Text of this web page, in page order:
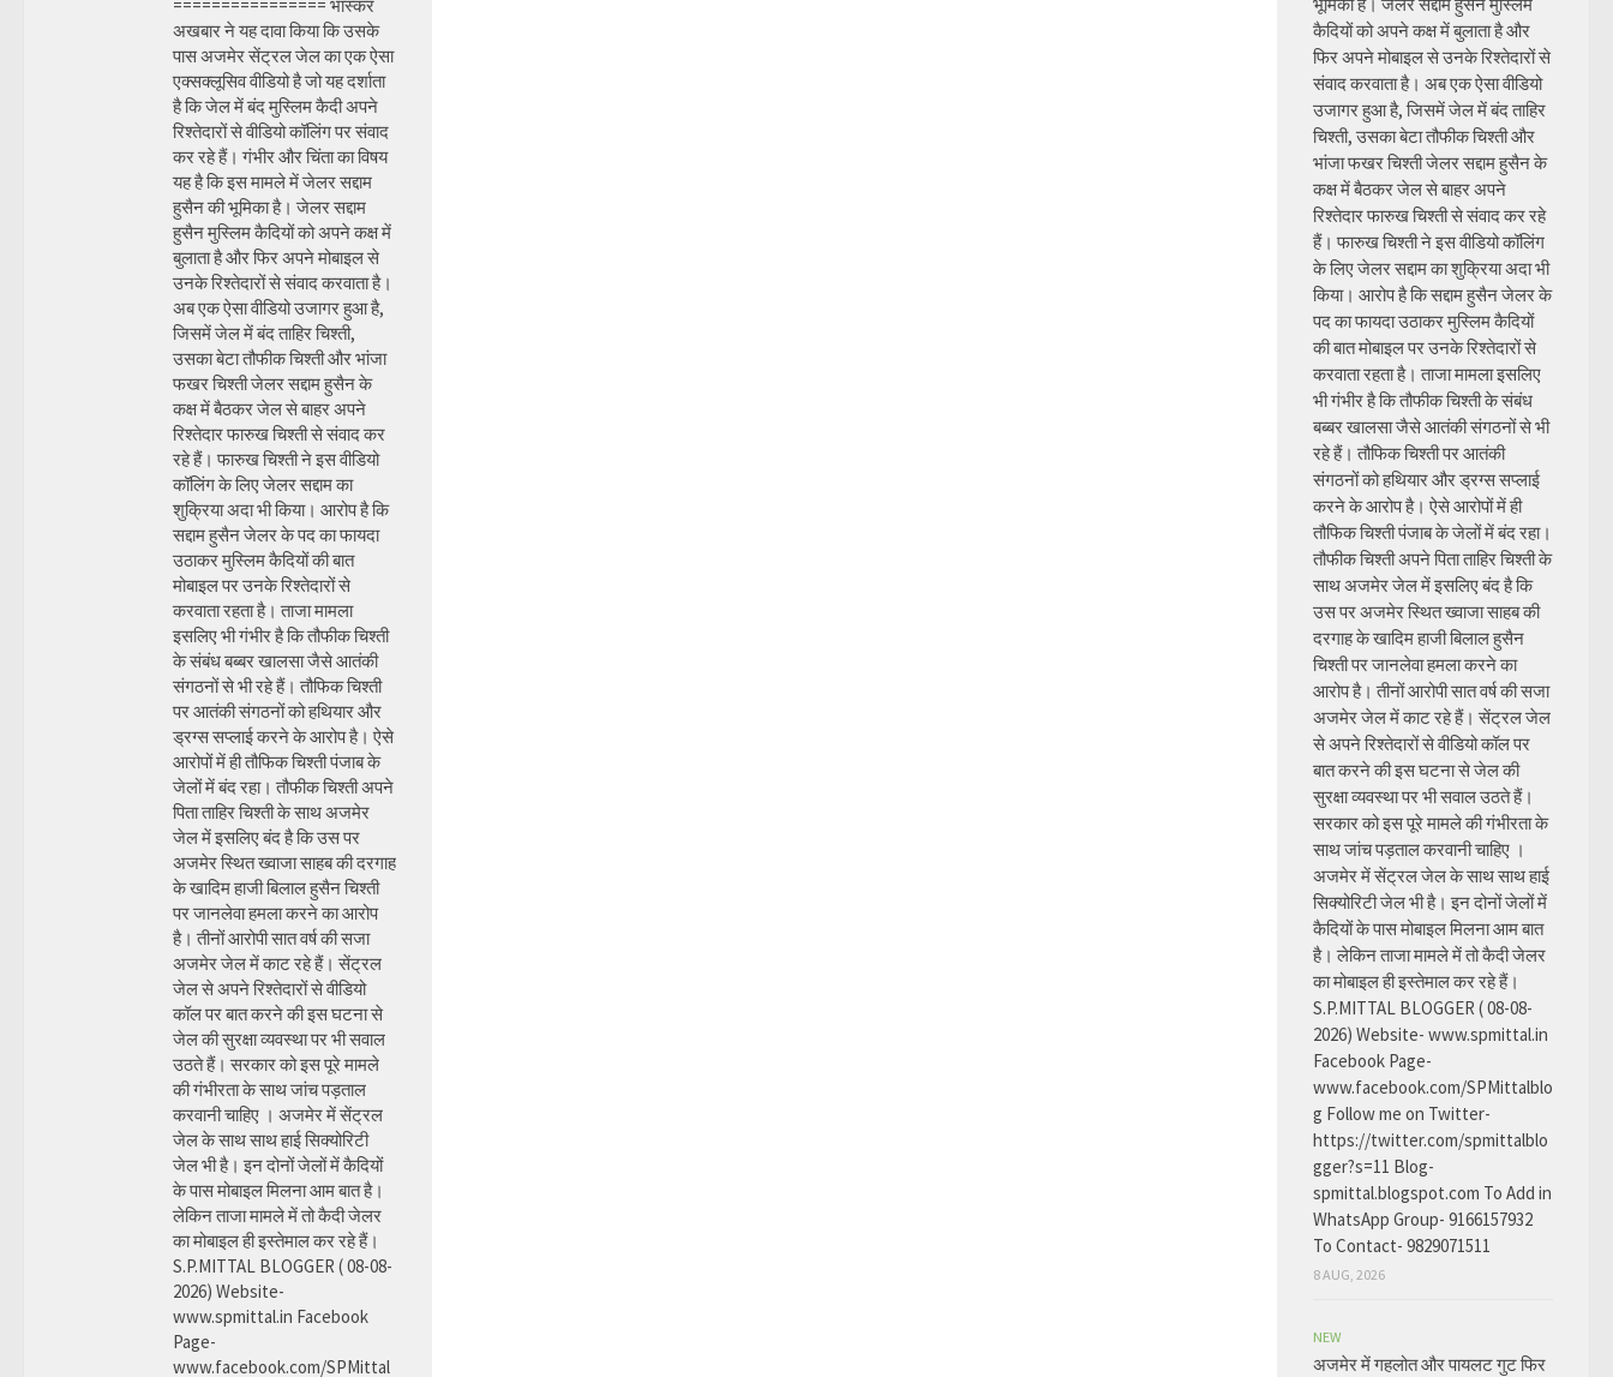
================ भास्कर
अखबार ने यह दावा किया कि उसके
पास अजमेर सेंट्रल जेल का एक ऐसा
एक्सक्लूसिव वीडियो है जो यह दर्शाता
है कि जेल में बंद मुस्लिम कैदी अपने
रिश्तेदारों से वीडियो कॉलिंग पर संवाद
कर रहे हैं। गंभीर और चिंता का विषय
यह है कि इस मामले में जेलर सद्दाम
हुसैन की भूमिका है। जेलर सद्दाम
हुसैन मुस्लिम कैदियों को अपने कक्ष में
बुलाता है और फिर अपने मोबाइल से
उनके रिश्तेदारों से संवाद करवाता है।
अब एक ऐसा वीडियो उजागर हुआ है,
जिसमें जेल में बंद ताहिर चिश्ती,
उसका बेटा तौफीक चिश्ती और भांजा
फखर चिश्ती जेलर सद्दाम हुसैन के
कक्ष में बैठकर जेल से बाहर अपने
रिश्तेदार फारुख चिश्ती से संवाद कर
रहे हैं। फारुख चिश्ती ने इस वीडियो
कॉलिंग के लिए जेलर सद्दाम का
शुक्रिया अदा भी किया। आरोप है कि
सद्दाम हुसैन जेलर के पद का फायदा
उठाकर मुस्लिम कैदियों की बात
मोबाइल पर उनके रिश्तेदारों से
करवाता रहता है। ताजा मामला
इसलिए भी गंभीर है कि तौफीक चिश्ती
के संबंध बब्बर खालसा जैसे आतंकी
संगठनों से भी रहे हैं। तौफिक चिश्ती
पर आतंकी संगठनों को हथियार और
ड्रग्स सप्लाई करने के आरोप है। ऐसे
आरोपों में ही तौफिक चिश्ती पंजाब के
जेलों में बंद रहा। तौफीक चिश्ती अपने
पिता ताहिर चिश्ती के साथ अजमेर
जेल में इसलिए बंद है कि उस पर
अजमेर स्थित ख्वाजा साहब की दरगाह
के खादिम हाजी बिलाल हुसैन चिश्ती
पर जानलेवा हमला करने का आरोप
है। तीनों आरोपी सात वर्ष की सजा
अजमेर जेल में काट रहे हैं। सेंट्रल
जेल से अपने रिश्तेदारों से वीडियो
कॉल पर बात करने की इस घटना से
जेल की सुरक्षा व्यवस्था पर भी सवाल
उठते हैं। सरकार को इस पूरे मामले
की गंभीरता के साथ जांच पड़ताल
करवानी चाहिए । अजमेर में सेंट्रल
जेल के साथ साथ हाई सिक्योरिटी
जेल भी है। इन दोनों जेलों में कैदियों
के पास मोबाइल मिलना आम बात है।
लेकिन ताजा मामले में तो कैदी जेलर
का मोबाइल ही इस्तेमाल कर रहे हैं।
S.P.MITTAL BLOGGER ( 08-08-
2026) Website-
www.spmittal.in Facebook
Page-
www.facebook.com/SPMittal
कैदियों को अपने कक्ष में बुलाता है और
फिर अपने मोबाइल से उनके रिश्तेदारों से
संवाद करवाता है। अब एक ऐसा वीडियो
उजागर हुआ है, जिसमें जेल में बंद ताहिर
चिश्ती, उसका बेटा तौफीक चिश्ती और
भांजा फखर चिश्ती जेलर सद्दाम हुसैन के
कक्ष में बैठकर जेल से बाहर अपने
रिश्तेदार फारुख चिश्ती से संवाद कर रहे
हैं। फारुख चिश्ती ने इस वीडियो कॉलिंग
के लिए जेलर सद्दाम का शुक्रिया अदा भी
किया। आरोप है कि सद्दाम हुसैन जेलर के
पद का फायदा उठाकर मुस्लिम कैदियों
की बात मोबाइल पर उनके रिश्तेदारों से
करवाता रहता है। ताजा मामला इसलिए
भी गंभीर है कि तौफीक चिश्ती के संबंध
बब्बर खालसा जैसे आतंकी संगठनों से भी
रहे हैं। तौफिक चिश्ती पर आतंकी
संगठनों को हथियार और ड्रग्स सप्लाई
करने के आरोप है। ऐसे आरोपों में ही
तौफिक चिश्ती पंजाब के जेलों में बंद रहा।
तौफीक चिश्ती अपने पिता ताहिर चिश्ती के
साथ अजमेर जेल में इसलिए बंद है कि
उस पर अजमेर स्थित ख्वाजा साहब की
दरगाह के खादिम हाजी बिलाल हुसैन
चिश्ती पर जानलेवा हमला करने का
आरोप है। तीनों आरोपी सात वर्ष की सजा
अजमेर जेल में काट रहे हैं। सेंट्रल जेल
से अपने रिश्तेदारों से वीडियो कॉल पर
बात करने की इस घटना से जेल की
सुरक्षा व्यवस्था पर भी सवाल उठते हैं।
सरकार को इस पूरे मामले की गंभीरता के
साथ जांच पड़ताल करवानी चाहिए ।
अजमेर में सेंट्रल जेल के साथ साथ हाई
सिक्योरिटी जेल भी है। इन दोनों जेलों में
कैदियों के पास मोबाइल मिलना आम बात
है। लेकिन ताजा मामले में तो कैदी जेलर
का मोबाइल ही इस्तेमाल कर रहे हैं।
S.P.MITTAL BLOGGER ( 08-08-
2026) Website- www.spmittal.in
Facebook Page-
www.facebook.com/SPMittalblo
g Follow me on Twitter-
https://twitter.com/spmittalblo
gger?s=11 Blog-
spmittal.blogspot.com To Add in
WhatsApp Group- 9166157932
To Contact- 9829071511
8 AUG, 2026
NEW
अजमेर में गहलोत और पायलट गुट फिर